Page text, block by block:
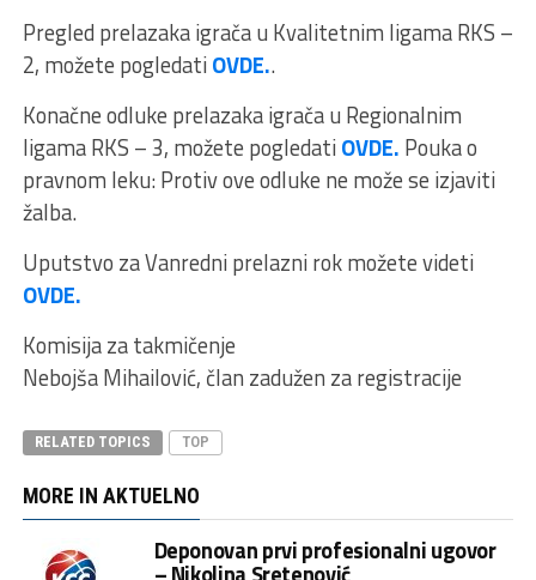
Pregled prelazaka igrača u Kvalitetnim ligama RKS –
2, možete pogledatiOVDE..
Konačne odluke prelazaka igrača u Regionalnim
ligama RKS – 3, možete pogledatiOVDE. Pouka o
pravnom leku: Protiv ove odluke ne može se izjaviti
žalba.
Uputstvo za Vanredni prelazni rok možete videti
OVDE.
Komisija za takmičenje
Nebojša Mihailović, član zadužen za registracije
RELATED TOPICS TOP
MORE IN AKTUELNO
Deponovan prvi profesionalni ugovor